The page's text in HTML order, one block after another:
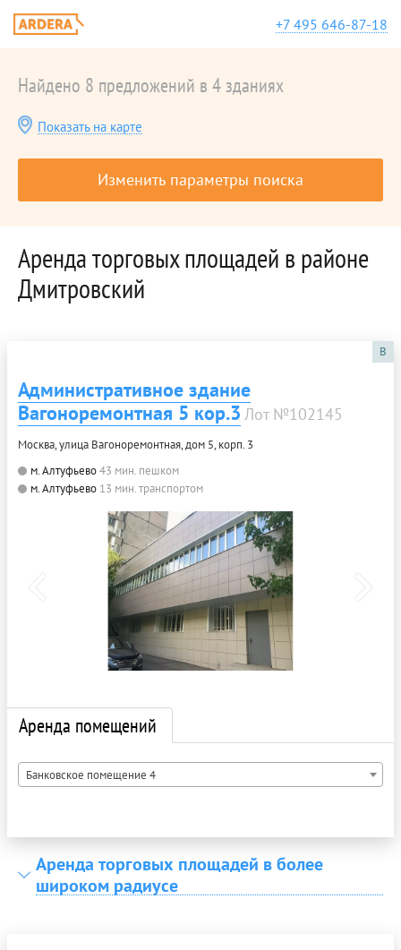
+7 495 646-87-18
Найдено 8 предложений в 4 зданиях
Показать на карте
Изменить параметры поиска
Аренда торговых площадей в районе
Дмитровский
B
Административное здание
Вагоноремонтная 5 кор.3 Лот №102145
Москва, улица Вагоноремонтная, дом 5, корп. 3
м. Алтуфьево43 мин. пешком
м. Алтуфьево 13 мин. транспортом
Аренда помещений
Банковское помещение 4
Аренда торговых площадей в более
широком радиусе